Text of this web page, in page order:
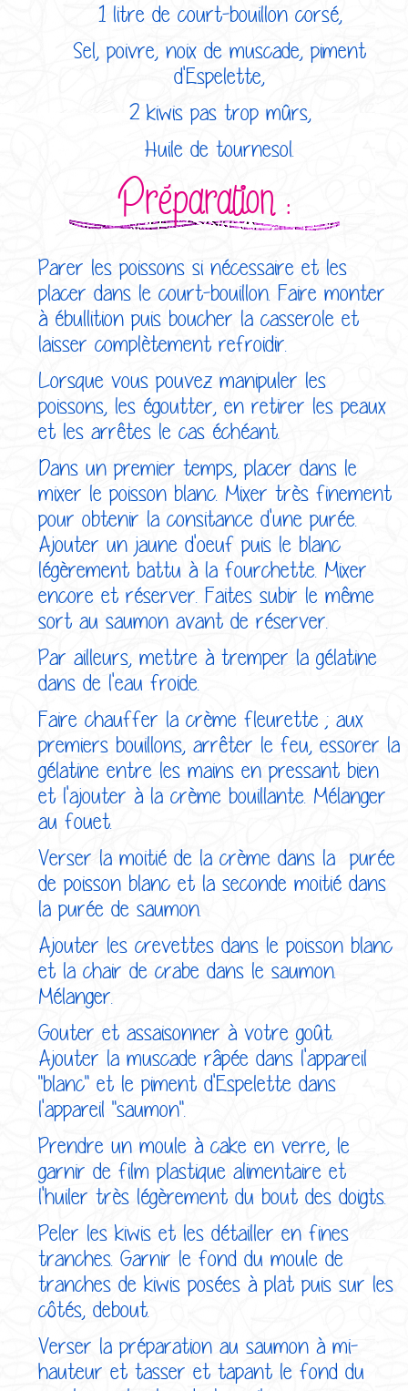
1 litre de court-bouillon corsé,
Sel, poivre, noix de muscade, piment
d'Espelette,
2 kiwis pas trop mûrs,
Huile de tournesol.
Préparation :
Parer les poissons si nécessaire et les
placer dans le court-bouillon. Faire monter
à ébullition puis boucher la casserole et
laisser complètement refroidir.
Lorsque vous pouvez manipuler les
poissons, les égoutter, en retirer les peaux
et les arrêtes le cas échéant.
Dans un premier temps, placer dans le
mixer le poisson blanc. Mixer très finement
pour obtenir la consitance d'une purée.
Ajouter un jaune d'oeuf puis le blanc
légèrement battu à la fourchette. Mixer
encore et réserver. Faites subir le même
sort au saumon avant de réserver.
Par ailleurs, mettre à tremper la gélatine
dans de l'eau froide.
Faire chauffer la crème fleurette ; aux
premiers bouillons, arrêter le feu, essorer la
gélatine entre les mains en pressant bien
et l'ajouter à la crème bouillante. Mélanger
au fouet.
Verser la moitié de la crème dans la purée
de poisson blanc et la seconde moitié dans
la purée de saumon.
Ajouter les crevettes dans le poisson blanc
et la chair de crabe dans le saumon.
Mélanger.
Gouter et assaisonner à votre goût.
Ajouter la muscade râpée dans l'appareil
"blanc" et le piment d'Espelette dans
l'appareil "saumon".
Prendre un moule à cake en verre, le
garnir de film plastique alimentaire et
l'huiler très légèrement du bout des doigts.
Peler les kiwis et les détailler en fines
tranches. Garnir le fond du moule de
tranches de kiwis posées à plat puis sur les
côtés, debout.
Verser la préparation au saumon à mi-
hauteur et tasser et tapant le fond du